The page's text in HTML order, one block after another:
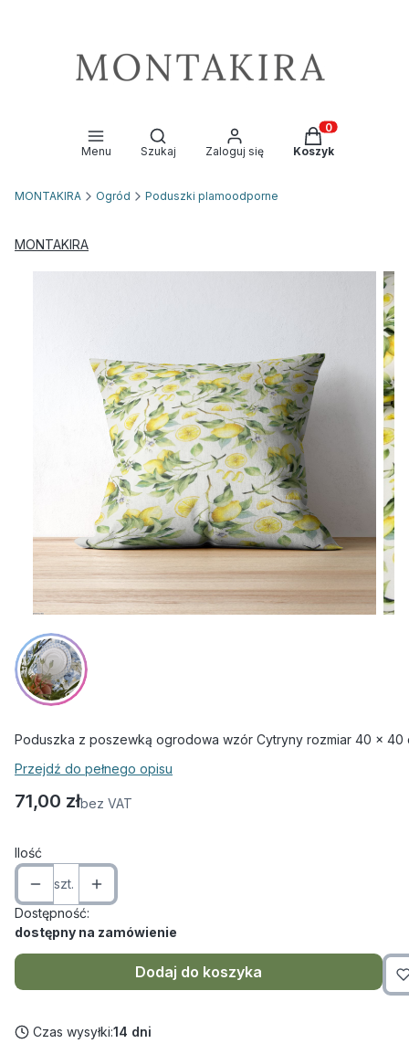
Menu
Otwórz wyszukiwarkę
Szukaj Zaloguj się
Produkty w
Koszyk
MONTAKIRA Ogród Poduszki plamoodporne
MONTAKIRA
Poduszka z poszewką ogrodowa wzór Cytryny rozmiar 40 x 40
Przejdź do pełnego opisu
Cena
71,00 złbez VAT
Ilość
szt.
Dostępność:
dostępny na zamówienie
Dodaj do koszyka
Czas wysyłki:14 dni